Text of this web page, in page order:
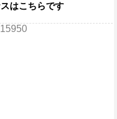
はこちらです